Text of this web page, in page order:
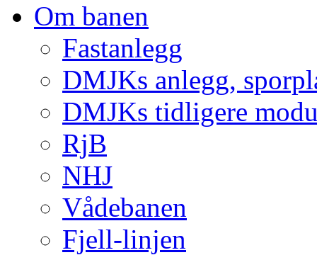
Om banen
Fastanlegg
DMJKs anlegg,
DMJKs tidligere
RjB
NHJ
Vådebanen
Fjell-linjen